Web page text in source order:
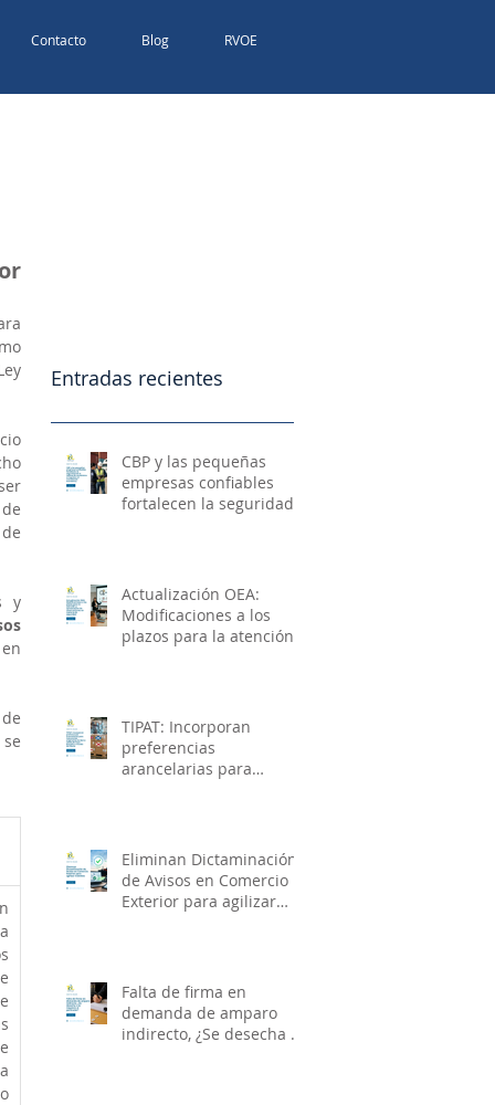
Contacto Blog RVOE
y
Entradas recientes
CBP y las pequeñas
empresas confiables
fortalecen la seguridad
Actualización OEA:
Modificaciones a los
plazos para la atención y
TIPAT: Incorporan
preferencias
arancelarias para
Norte
Eliminan Dictaminación
de Avisos en Comercio
Exterior para agilizar
Falta de firma en
demanda de amparo
indirecto, ¿Se desecha o